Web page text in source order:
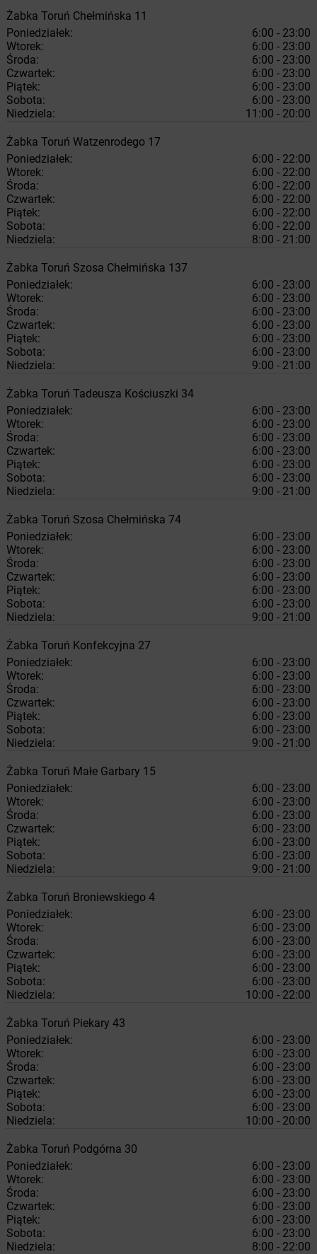
Żabka Toruń Chełmińska 11
Poniedziałek:
6:00 - 23:00
Wtorek:
6:00 - 23:00
Środa:
6:00 - 23:00
Czwartek:
6:00 - 23:00
Piątek:
6:00 - 23:00
Sobota:
6:00 - 23:00
Niedziela:
11:00 - 20:00
Żabka Toruń Watzenrodego 17
Poniedziałek:
6:00 - 22:00
Wtorek:
6:00 - 22:00
Środa:
6:00 - 22:00
Czwartek:
6:00 - 22:00
Piątek:
6:00 - 22:00
Sobota:
6:00 - 22:00
Niedziela:
8:00 - 21:00
Żabka Toruń Szosa Chełmińska 137
Poniedziałek:
6:00 - 23:00
Wtorek:
6:00 - 23:00
Środa:
6:00 - 23:00
Czwartek:
6:00 - 23:00
Piątek:
6:00 - 23:00
Sobota:
6:00 - 23:00
Niedziela:
9:00 - 21:00
Żabka Toruń Tadeusza Kościuszki 34
Poniedziałek:
6:00 - 23:00
Wtorek:
6:00 - 23:00
Środa:
6:00 - 23:00
Czwartek:
6:00 - 23:00
Piątek:
6:00 - 23:00
Sobota:
6:00 - 23:00
Niedziela:
9:00 - 21:00
Żabka Toruń Szosa Chełmińska 74
Poniedziałek:
6:00 - 23:00
Wtorek:
6:00 - 23:00
Środa:
6:00 - 23:00
Czwartek:
6:00 - 23:00
Piątek:
6:00 - 23:00
Sobota:
6:00 - 23:00
Niedziela:
9:00 - 21:00
Żabka Toruń Konfekcyjna 27
Poniedziałek:
6:00 - 23:00
Wtorek:
6:00 - 23:00
Środa:
6:00 - 23:00
Czwartek:
6:00 - 23:00
Piątek:
6:00 - 23:00
Sobota:
6:00 - 23:00
Niedziela:
9:00 - 21:00
Żabka Toruń Małe Garbary 15
Poniedziałek:
6:00 - 23:00
Wtorek:
6:00 - 23:00
Środa:
6:00 - 23:00
Czwartek:
6:00 - 23:00
Piątek:
6:00 - 23:00
Sobota:
6:00 - 23:00
Niedziela:
9:00 - 21:00
Żabka Toruń Broniewskiego 4
Poniedziałek:
6:00 - 23:00
Wtorek:
6:00 - 23:00
Środa:
6:00 - 23:00
Czwartek:
6:00 - 23:00
Piątek:
6:00 - 23:00
Sobota:
6:00 - 23:00
Niedziela:
10:00 - 22:00
Żabka Toruń Piekary 43
Poniedziałek:
6:00 - 23:00
Wtorek:
6:00 - 23:00
Środa:
6:00 - 23:00
Czwartek:
6:00 - 23:00
Piątek:
6:00 - 23:00
Sobota:
6:00 - 23:00
Niedziela:
10:00 - 20:00
Żabka Toruń Podgórna 30
Poniedziałek:
6:00 - 23:00
Wtorek:
6:00 - 23:00
Środa:
6:00 - 23:00
Czwartek:
6:00 - 23:00
Piątek:
6:00 - 23:00
Sobota:
6:00 - 23:00
Niedziela:
8:00 - 22:00